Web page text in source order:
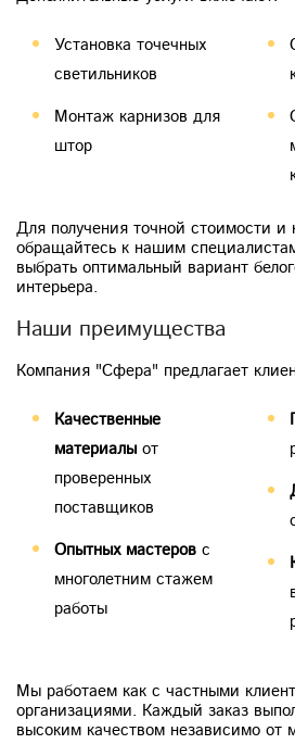
Установка точечных
светильников
Монтаж карнизов для
штор
Для получения точной стоимости и
обращайтесь к нашим
выбрать оптимальный вариант
интерьера.
Наши преимущества
Компания "Сфера" предлагает
Качественные
материалы от
проверенных
поставщиков
Опытных мастеров с
многолетним стажем
работы
Мы работаем как с частными
организациями. Каждый заказ
высоким качеством независимо от